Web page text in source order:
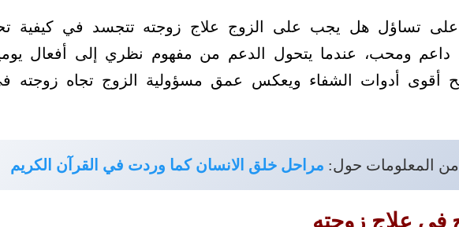
على تساؤل هل يجب على الزوج علاج زوجته تتجسد في كيفية
داعم ومحب، عندما يتحول الدعم من مفهوم نظري إلى أفعال
أقوى أدوات الشفاء ويعكس عمق مسؤولية الزوج تجاه زوجته
المعلومات حول: مراحل خلق الانسان كما وردت في القرآن الكريم
في علاج زوجته